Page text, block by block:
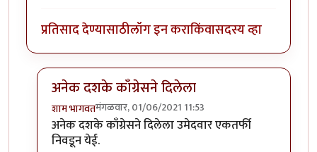
प्रतिसाद देण्यासाठीलॉग इन कराकिंवासदस्य व्हा
अनेक दशके काँग्रेसने दिलेला
शाम भागवतमंगळवार, 01/06/2021 11:53
In reply toचांगली सुरुवात झाली आहे!byखेडूत
अनेक दशके काँग्रेसने दिलेला उमेदवार एकतर्फी
निवडून येई.